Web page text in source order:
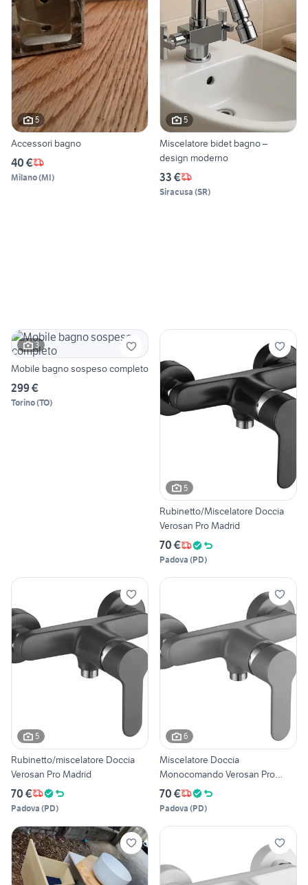
5
Accessori bagno
40 €
Milano(MI)
5
Miscelatore bidet bagno –
design moderno
33 €
Siracusa (SR)
3
Mobile bagno sospeso completo
299 €
Torino(TO)
5
Rubinetto/Miscelatore Doccia
Verosan Pro Madrid
70 €
Padova (PD)
5
Rubinetto/miscelatore Doccia
Verosan Pro Madrid
70 €
Padova (PD)
6
Miscelatore Doccia
Monocomando Verosan Pro
Madrid
70 €
Padova (PD)